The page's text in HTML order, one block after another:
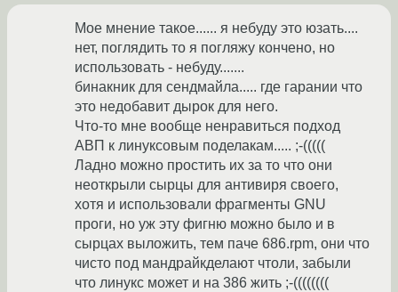
Мое мнение такое...... я небуду это юзать....
нет, поглядить то я погляжу кончено, но
использовать - небуду.......
бинакник для сендмайла..... где гарании что
это недобавит дырок для него.
Что-то мне вообще ненравиться подход
АВП к линуксовым поделакам..... ;-(((((
Ладно можно простить их за то что они
неоткрыли сырцы для антивиря своего,
хотя и использовали фрагменты GNU
проги, но уж эту фигню можно было и в
сырцах выложить, тем паче 686.rpm, они что
чисто под мандрайкделают чтоли, забыли
что линукс может и на 386 жить ;-((((((((